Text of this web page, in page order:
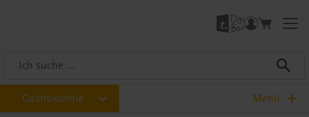
Gastronomie Menü